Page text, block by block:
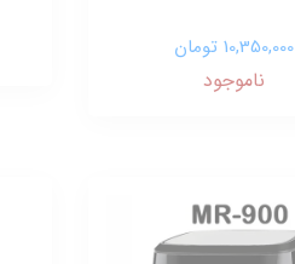
10,350,000 تومان
ناموجود